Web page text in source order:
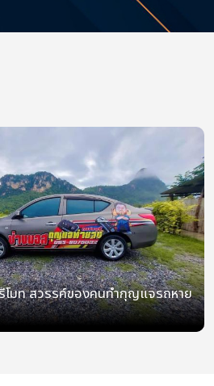
มท สวรรค์ของคนทำกุญแจรถหาย